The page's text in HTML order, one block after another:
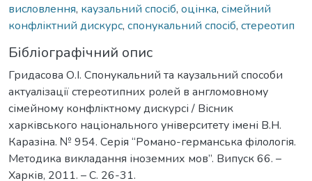
висловлення, каузальний спосіб, оцінка, сімейний
конфліктний дискурс, спонукальний спосіб, стереотип
Бібліографічний опис
Гридасова О.І. Спонукальний та каузальний способи
актуалізації стереотипних ролей в англомовному
сімейному конфліктному дискурсі / Вісник
харківського національного університету імені В.Н.
Каразіна. № 954. Серія “Романо-германська філологія.
Методика викладання іноземних мов”. Випуск 66. –
Харків, 2011. – C. 26-31.